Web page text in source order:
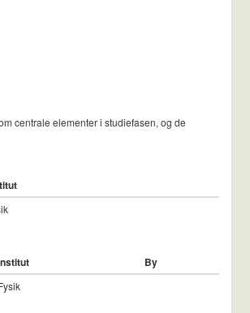
centrale elementer i studiefasen, og de
By